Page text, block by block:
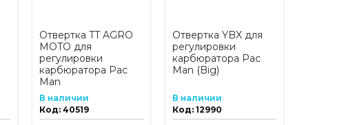
Отвертка TT AGRO
MOTO для
регулировки
карбюратора Pac
Man
В наличии
Код: 40519
Отвертка YBX для
регулировки
карбюратора Pac
Man (Big)
В наличии
Код: 12990